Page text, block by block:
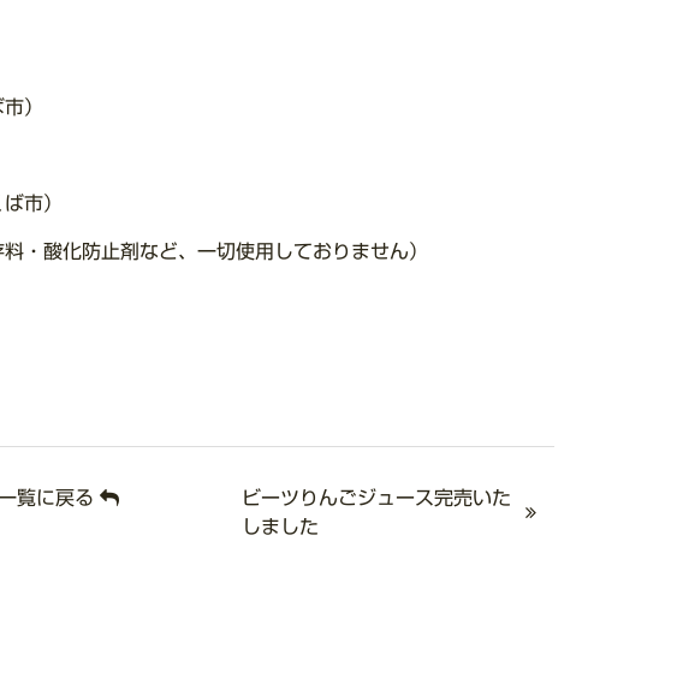
）
市）
・酸化防止剤など、一切使用しておりません）
覧に戻る
ビーツりんごジュース完売いた
しました